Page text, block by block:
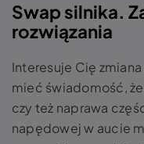
Swap silnika.
rozwiązania
Interesuje Cię
mieć świadomość,
czy też naprawa
napędowej w aucie